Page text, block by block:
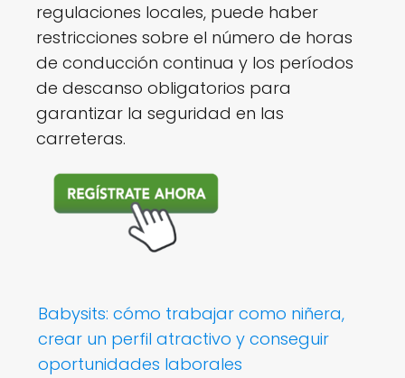
regulaciones locales, puede haber
restricciones sobre el número de horas
de conducción continua y los períodos
de descanso obligatorios para
garantizar la seguridad en las
carreteras.
Babysits: cómo trabajar como niñera,
crear un perfil atractivo y conseguir
oportunidades laborales